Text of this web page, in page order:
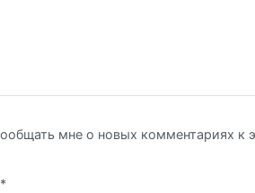
мне о новых комментариях к
*